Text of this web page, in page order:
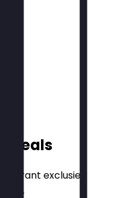
Deals
exclusief